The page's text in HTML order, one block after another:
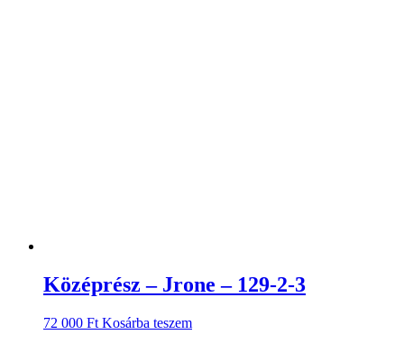
Középrész – Jrone – 129-2-3
72 000 Ft Kosárba teszem